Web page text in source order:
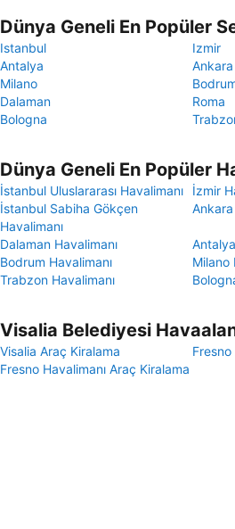
Dünya Geneli En Popüler
Istanbul
Izmir
Antalya
Ankara
Milano
Dalaman
Roma
Bologna
Dünya Geneli En Popüler
İstanbul Uluslararası Havalimanı
İzmir
İstanbul Sabiha Gökçen
Havalimanı
Ankara
Dalaman Havalimanı
Bodrum Havalimanı
Milano
Trabzon Havalimanı
Visalia Belediyesi
Visalia Araç Kiralama
Fresno Havalimanı Araç Kiralama